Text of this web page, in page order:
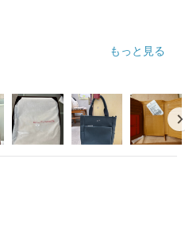
もっと見る